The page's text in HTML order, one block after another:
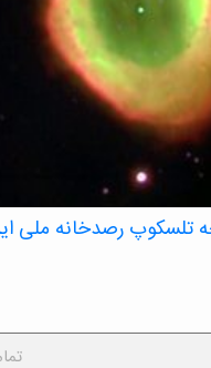
تلسکوپ رصدخانه ملی